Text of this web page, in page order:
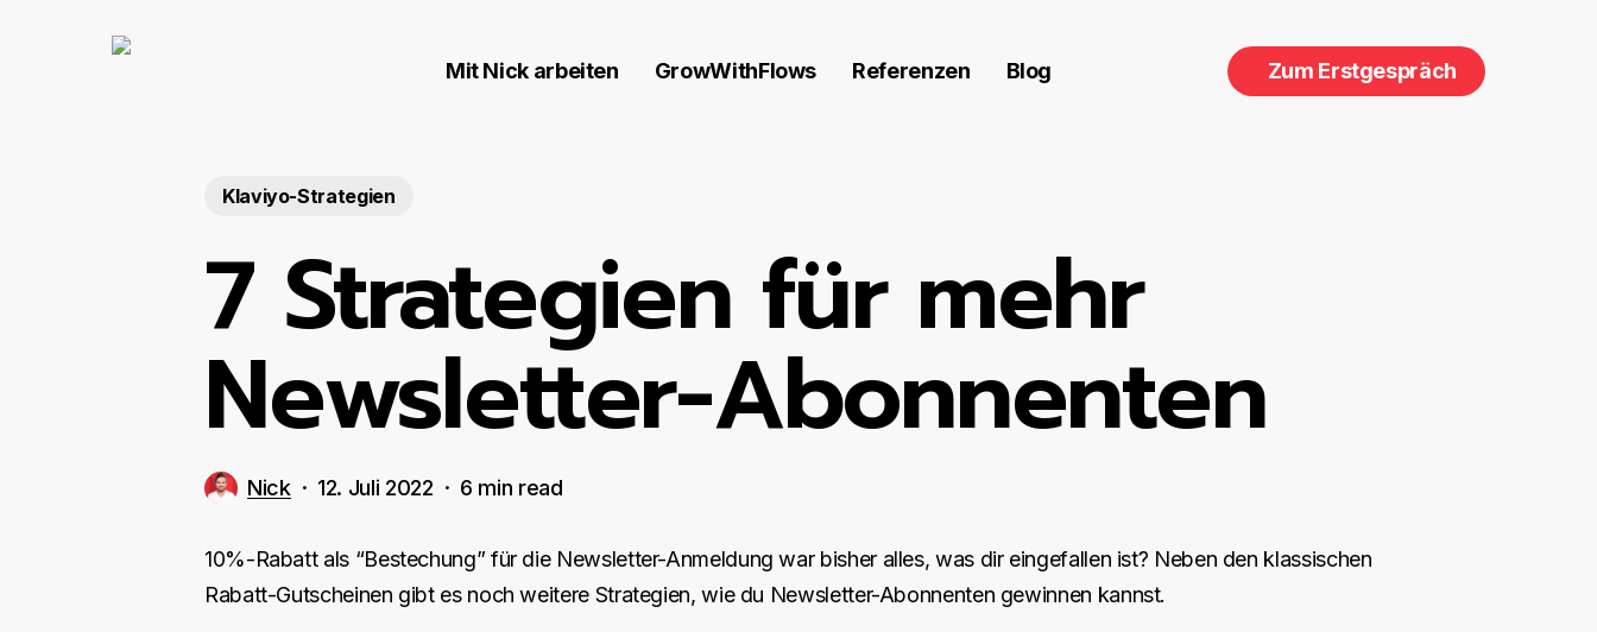
Mit Nick arbeiten GrowWithFlows Referenzen Blog Zum Erstgespräch
Klaviyo-Strategien
7 Strategien für mehr
Newsletter-Abonnenten
Nick 12. Juli 2022 6 min read
10%-Rabatt als “Bestechung” für die Newsletter-Anmeldung war bisher alles, was dir eingefallen ist? Neben den klassischen
Rabatt-Gutscheinen gibt es noch weitere Strategien, wie du Newsletter-Abonnenten gewinnen kannst.